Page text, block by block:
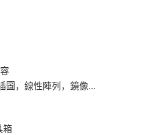
圖，線性陣列，鏡像…
箱